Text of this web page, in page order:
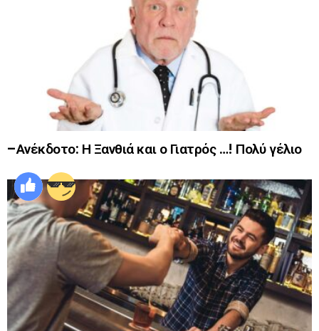
–Ανέκδοτο: Η Ξανθιά και ο Γιατρός …! Πολύ γέλιο